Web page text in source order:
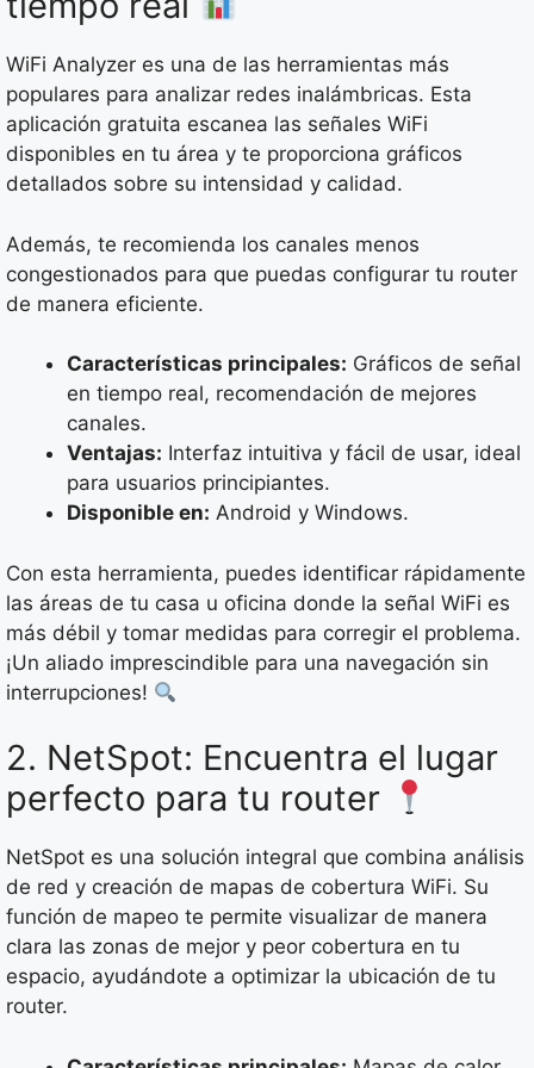
WiFi Analyzer es una de las herramientas más
populares para analizar redes inalámbricas. Esta
aplicación gratuita escanea las señales WiFi
disponibles en tu área y te proporciona gráficos
detallados sobre su intensidad y calidad.
Además, te recomienda los canales menos
congestionados para que puedas configurar tu router
de manera eficiente.
Características principales: Gráficos de señal
en tiempo real, recomendación de mejores
canales.
Ventajas: Interfaz intuitiva y fácil de usar, ideal
para usuarios principiantes.
Disponible en: Android y Windows.
Con esta herramienta, puedes identificar rápidamente
las áreas de tu casa u oficina donde la señal WiFi es
más débil y tomar medidas para corregir el problema.
¡Un aliado imprescindible para una navegación sin
interrupciones!
2. NetSpot: Encuentra el lugar
perfecto para tu router
NetSpot es una solución integral que combina análisis
de red y creación de mapas de cobertura WiFi. Su
función de mapeo te permite visualizar de manera
clara las zonas de mejor y peor cobertura en tu
espacio, ayudándote a optimizar la ubicación de tu
router.